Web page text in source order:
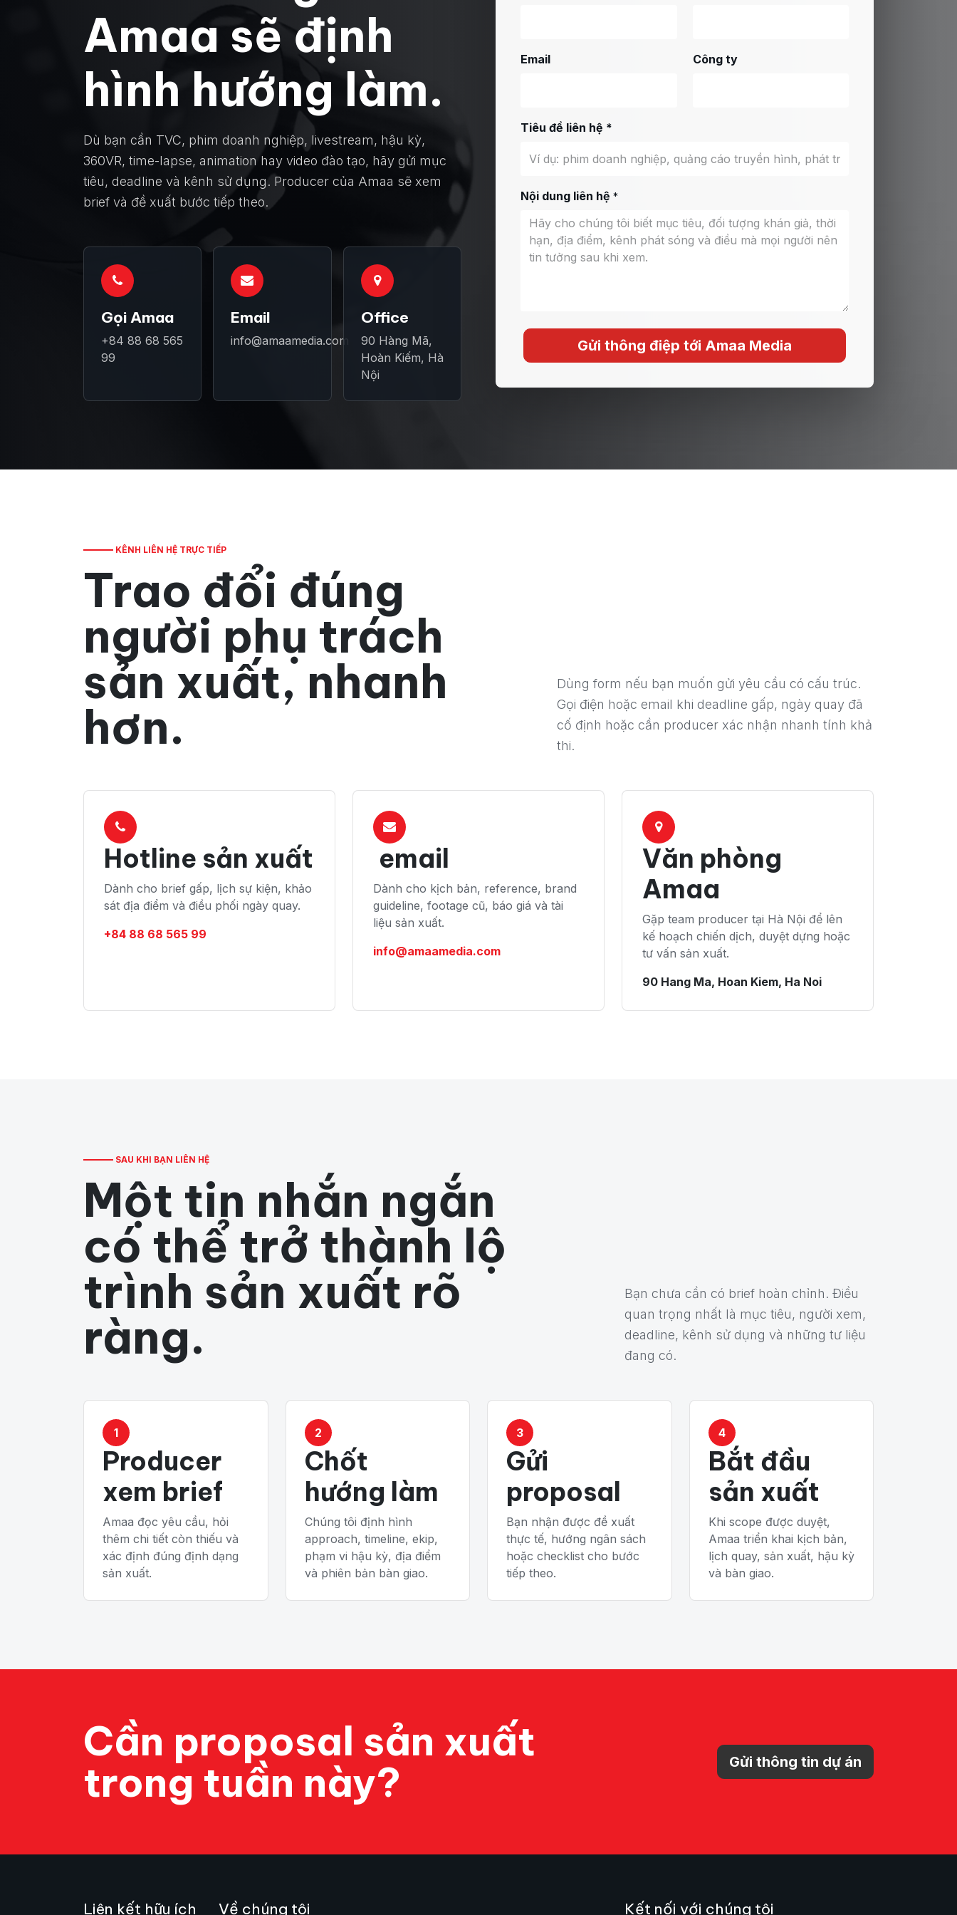
Amaa sẽ định
hình hướng làm.
Dù bạn cần TVC, phim doanh nghiệp, livestream, hậu kỳ,
360VR, time-lapse, animation hay video đào tạo, hãy gửi mục
tiêu, deadline và kênh sử dụng. Producer của Amaa sẽ xem
brief và đề xuất bước tiếp theo.
Gọi Amaa
+84 88 68 565
99
Email
info@amaamedia.com
Office
90 Hàng Mã,
Hoàn Kiếm, Hà
Nội
Email Công ty
Tiêu đề liên hệ *
Nội dung liên hệ *
Gửi thông điệp tới Amaa Media
KÊNH LIÊN HỆ TRỰC TIẾP
Trao đổi đúng
người phụ trách
sản xuất, nhanh
hơn.
Dùng form nếu bạn muốn gửi yêu cầu có cấu trúc.
Gọi điện hoặc email khi deadline gấp, ngày quay đã
cố định hoặc cần producer xác nhận nhanh tính khả
thi.
Hotline sản xuất
Dành cho brief gấp, lịch sự kiện, khảo
sát địa điểm và điều phối ngày quay.
+84 88 68 565 99
email
Dành cho kịch bản, reference, brand
guideline, footage cũ, báo giá và tài
liệu sản xuất.
info@amaamedia.com
Văn phòng
Amaa
Gặp team producer tại Hà Nội để lên
kế hoạch chiến dịch, duyệt dựng hoặc
tư vấn sản xuất.
90 Hang Ma, Hoan Kiem, Ha Noi
SAU KHI BẠN LIÊN HỆ
Một tin nhắn ngắn
có thể trở thành lộ
trình sản xuất rõ
ràng.
Bạn chưa cần có brief hoàn chỉnh. Điều
quan trọng nhất là mục tiêu, người xem,
deadline, kênh sử dụng và những tư liệu
đang có.
1
Producer
xem brief
Amaa đọc yêu cầu, hỏi
thêm chi tiết còn thiếu và
xác định đúng định dạng
sản xuất.
2
Chốt
hướng làm
Chúng tôi định hình
approach, timeline, ekip,
phạm vi hậu kỳ, địa điểm
và phiên bản bàn giao.
3
Gửi
proposal
Bạn nhận được đề xuất
thực tế, hướng ngân sách
hoặc checklist cho bước
tiếp theo.
4
Bắt đầu
sản xuất
Khi scope được duyệt,
Amaa triển khai kịch bản,
lịch quay, sản xuất, hậu kỳ
và bàn giao.
Cần proposal sản xuất
trong tuần này?
Gửi thông tin dự án
Liên kết hữu ích Về chúng tôi Kết nối với chúng tôi